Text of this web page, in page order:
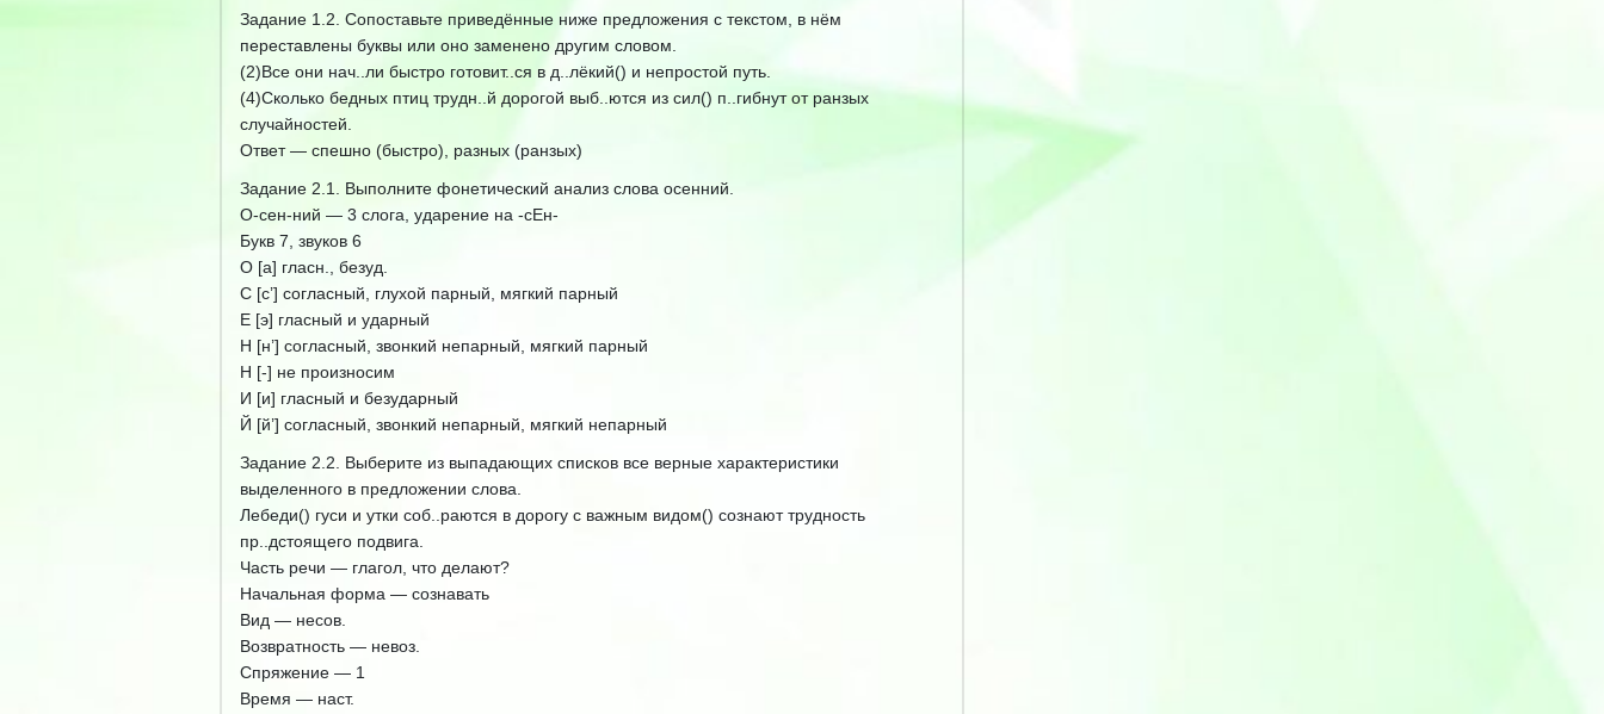
Задание 1.2. Сопоставьте приведённые ниже предложения с текстом, в нём
переставлены буквы или оно заменено другим словом.
(2)Все они нач..ли быстро готовит..ся в д..лёкий() и непростой путь.
(4)Сколько бедных птиц трудн..й дорогой выб..ются из сил() п..гибнут от ранзых
случайностей.
Ответ — спешно (быстро), разных (ранзых)
Задание 2.1. Выполните фонетический анализ слова осенний.
О-сен-ний — 3 слога, ударение на -сЕн-
Букв 7, звуков 6
О [а] гласн., безуд.
С [с’] согласный, глухой парный, мягкий парный
Е [э] гласный и ударный
Н [н’] согласный, звонкий непарный, мягкий парный
Н [-] не произносим
И [и] гласный и безударный
Й [й’] согласный, звонкий непарный, мягкий непарный
Задание 2.2. Выберите из выпадающих списков все верные характеристики
выделенного в предложении слова.
Лебеди() гуси и утки соб..раются в дорогу с важным видом() сознают трудность
пр..дстоящего подвига.
Часть речи — глагол, что делают?
Начальная форма — сознавать
Вид — несов.
Возвратность — невоз.
Спряжение — 1
Время — наст.